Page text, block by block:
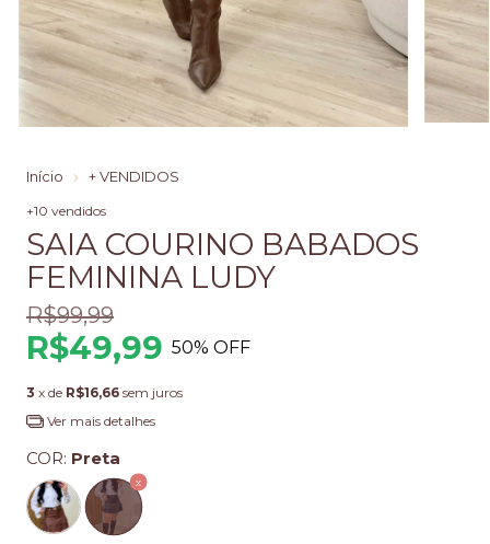
Início + VENDIDOS
+10 vendidos
SAIA COURINO BABADOS
FEMININA LUDY
R$99,99
R$49,99 50% OFF
3 x de R$16,66 sem juros
Ver mais detalhes
COR: Preta